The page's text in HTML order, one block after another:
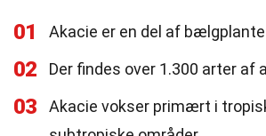
01 Akacie er en del af
02 Der findes over 1.300 arter af
03
Akacie vokser primært i